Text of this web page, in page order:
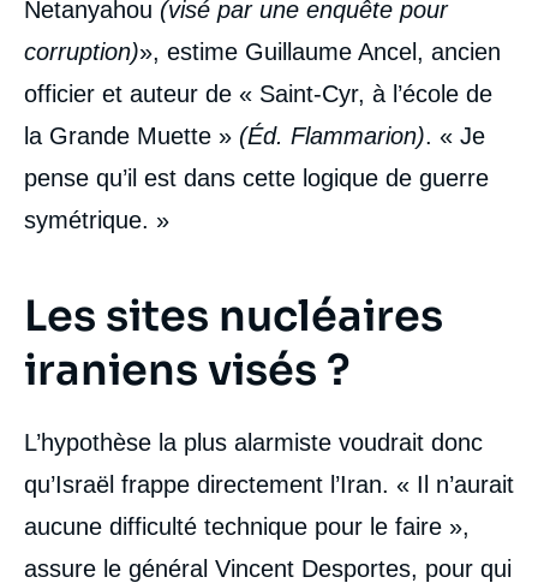
Netanyahou (visé par une enquête pour
corruption)», estime Guillaume Ancel, ancien
officier et auteur de « Saint-Cyr, à l’école de
la Grande Muette » (Éd. Flammarion). « Je
pense qu’il est dans cette logique de guerre
symétrique. »
Les sites nucléaires
iraniens visés ?
L’hypothèse la plus alarmiste voudrait donc
qu’Israël frappe directement l’Iran. « Il n’aurait
aucune difficulté technique pour le faire »,
assure le général Vincent Desportes, pour qui